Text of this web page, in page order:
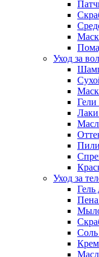
Уход за
Гели
Уход за
Гель
Крем